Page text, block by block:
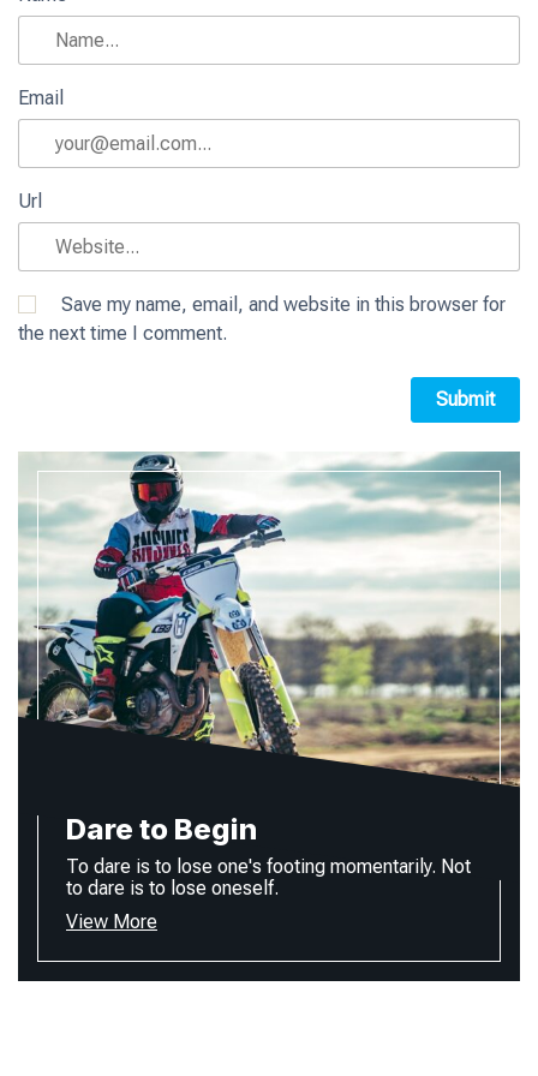
Email
Url
Save my name, email, and website in this browser for
the next time I comment.
Dare to Begin
To dare is to lose one's footing momentarily. Not
to dare is to lose oneself.
View More